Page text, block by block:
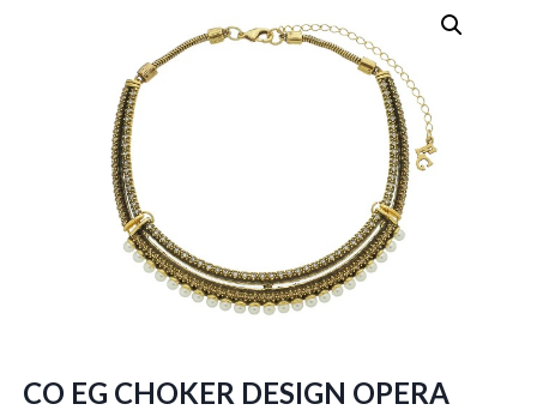
CO EG CHOKER DESIGN OPERA